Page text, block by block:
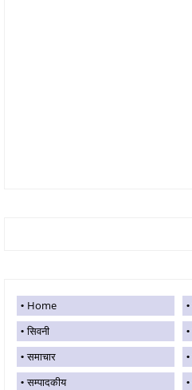
Home
सिवनी
समाचार
सम्पादकीय